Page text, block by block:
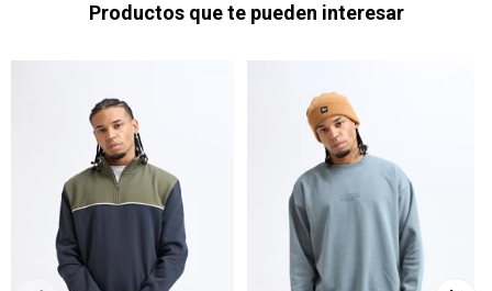
Productos que te pueden interesar